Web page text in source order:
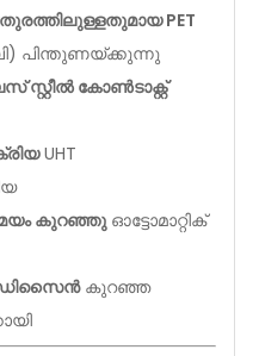
PET
പിന്തുണയ്ക്കുന്നു
കോൺടാക്റ്റ്
UHT
കുറഞ്ഞു ഓട്ടോമാറ്റിക്
ഡിസൈൻകുറഞ്ഞ